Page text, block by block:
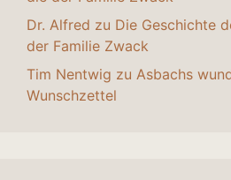
Dr. Alfred zu Die Geschichte
der Familie Zwack
Tim Nentwig zu Asbachs
Wunschzettel